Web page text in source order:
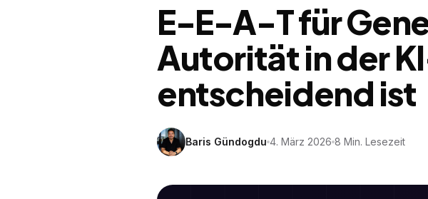
E-E-A-T für
Autorität in der
entscheidend ist
Baris Gündogdu 4. März 2026 8 Min. Lesezeit